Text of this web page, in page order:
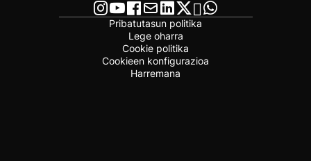
Pribatutasun politika
Lege oharra
Cookie politika
Cookieen konfigurazioa
Harremana